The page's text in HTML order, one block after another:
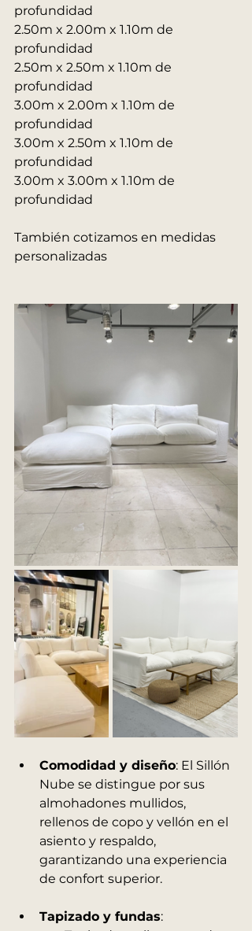
profundidad
2.50m x 2.00m x 1.10m de
profundidad
2.50m x 2.50m x 1.10m de
profundidad
3.00m x 2.00m x 1.10m de
profundidad
3.00m x 2.50m x 1.10m de
profundidad
3.00m x 3.00m x 1.10m de
profundidad
También cotizamos en medidas
personalizadas
Comodidad y diseño: El Sillón
Nube se distingue por sus
almohadones mullidos,
rellenos de copo y vellón en el
asiento y respaldo,
garantizando una experiencia
de confort superior.
Tapizado y fundas: